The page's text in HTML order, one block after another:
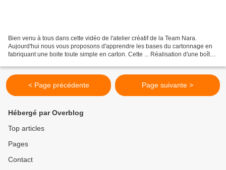
Bien venu à tous dans cette vidéo de l'atelier créatif de la Team Nara.
Aujourd'hui nous vous proposons d'apprendre les bases du cartonnage en
fabriquant une boite toute simple en carton. Cette ... Réalisation d'une boîte
< Page précédente Page suivante >
Hébergé par Overblog
Top articles
Pages
Contact